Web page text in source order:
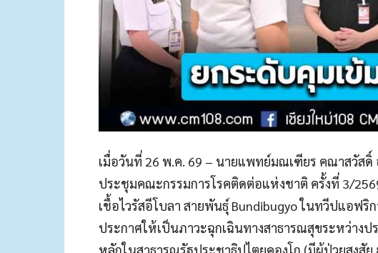
เมื่อวันที่ 26 พ.ค. 69 – นายแพทย์มณเฑียร คณาสวัสดิ์
ประชุมคณะกรรมการโรคติดต่อแห่งชาติ ครั้งที่ 3/
เชื้อไวรัสอีโบลา สายพันธุ์ Bundibugyo ในทวีปแอฟริ
ประกาศให้เป็นภาวะฉุกเฉินทางสาธารณสุขระหว่างป
หลักในสาธารณรัฐประชาธิปไตยคองโก (มีผู้ป่วยสงสัย